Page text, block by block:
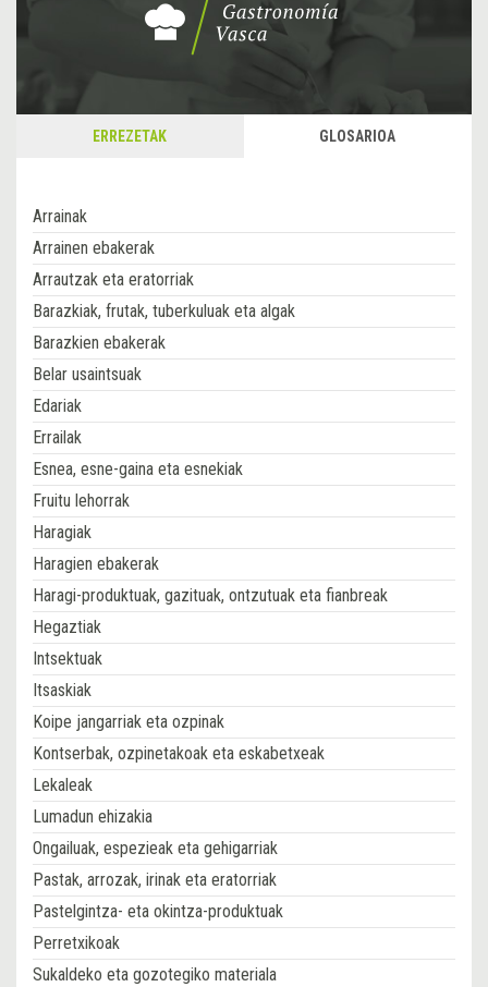
ERREZETAK GLOSARIOA
Arrainak
Arrainen ebakerak
Arrautzak eta eratorriak
Barazkiak, frutak, tuberkuluak eta algak
Barazkien ebakerak
Belar usaintsuak
Edariak
Errailak
Esnea, esne-gaina eta esnekiak
Fruitu lehorrak
Haragiak
Haragien ebakerak
Haragi-produktuak, gazituak, ontzutuak eta fianbreak
Hegaztiak
Intsektuak
Itsaskiak
Koipe jangarriak eta ozpinak
Kontserbak, ozpinetakoak eta eskabetxeak
Lekaleak
Lumadun ehizakia
Ongailuak, espezieak eta gehigarriak
Pastak, arrozak, irinak eta eratorriak
Pastelgintza- eta okintza-produktuak
Perretxikoak
Sukaldeko eta gozotegiko materiala